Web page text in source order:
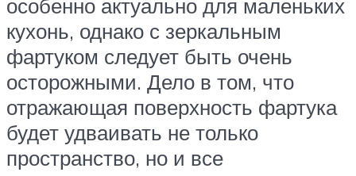
особенно актуально для маленьких
кухонь, однако с зеркальным
фартуком следует быть очень
осторожными. Дело в том, что
отражающая поверхность фартука
будет удваивать не только
пространство, но и все